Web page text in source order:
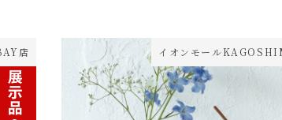
店 イオンモール